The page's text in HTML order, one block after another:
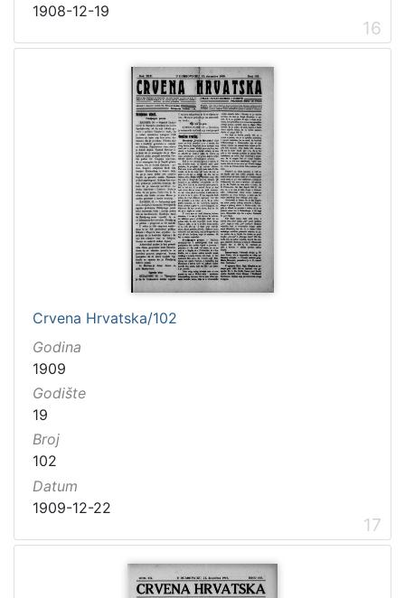
1908-12-19
16
Crvena Hrvatska/102
Godina
1909
Godište
19
Broj
102
Datum
1909-12-22
17